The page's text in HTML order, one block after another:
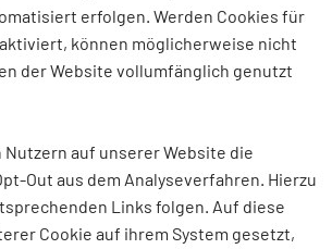
erfolgen. Werden Cookies für
können möglicherweise nicht
der Website vollumfänglich genutzt
auf unserer Website die
Out aus dem Analyseverfahren. Hierzu
Links folgen. Auf diese
Cookie auf ihrem System gesetzt,